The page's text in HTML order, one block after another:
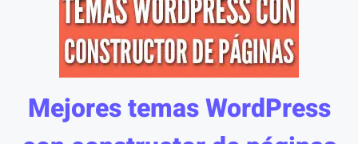
Mejores temas WordPress